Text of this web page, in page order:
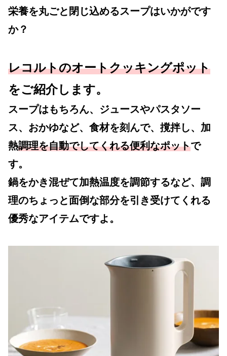
栄養を丸ごと閉じ込めるスープはいかがです
か？
レコルトのオートクッキングポット
をご紹介します。
スープはもちろん、ジュースやパスタソー
ス、おかゆなど、食材を刻んで、撹拌し、加
熱調理を自動でしてくれる便利なポットで
す。
鍋をかき混ぜて加熱温度を調節するなど、調
理のちょっと面倒な部分を引き受けてくれる
優秀なアイテムですよ。